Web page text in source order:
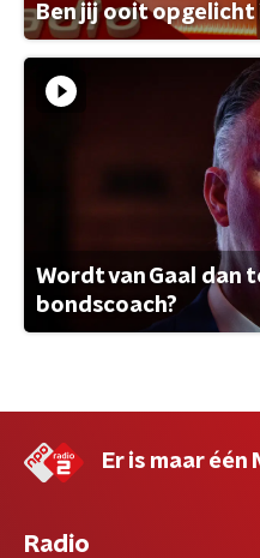
Ben jij ooit opgelicht
Wordt van Gaal dan
bondscoach?
Er is maar één
Radio